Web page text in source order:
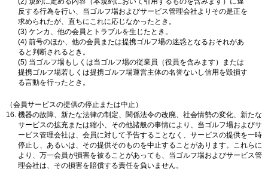
反する行為を行い、当ゴルフ場およびサービス管理会社よりその是正を
求められたが、直ちにこれに応じなかったとき。
(3) ケンカ、他の会員とトラブルを生じたとき。
(4) 前号のほか、他の会員または提携ゴルフ場の迷惑となるおそれがあ
ると判断されるとき。
(5) 当ゴルフ場もしくは当ゴルフ場の従業員（役員を含みます）または
提携ゴルフ場若しくは提携ゴルフ場運営主体の名誉ないし信用を毀損す
る言動を行ったとき。
（会員サービスの提供の停止または中止）
機器の故障、新たな法律の制定、関係法令の改廃、社会情勢の変化、新たな
サービスの拡充または縮小、その他諸般の事情により、当ゴルフ場およびサ
ービス管理会社は、会員に対して予告することなく、サービスの提供を一時
停止し、あるいは、その提供そのものを中止することがあります。これらに
より、万一会員が損害を被ることがあっても、当ゴルフ場およびサービス管
理会社は、その損害を賠償する責任を負いません。